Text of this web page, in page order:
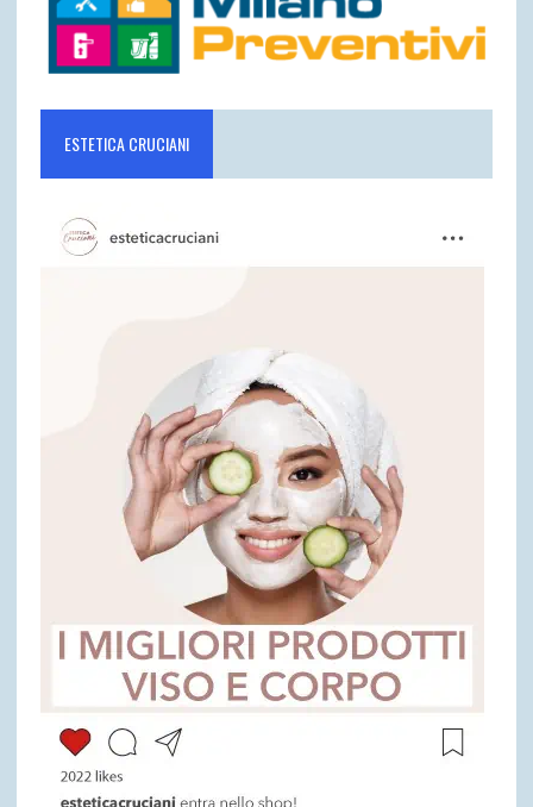
ESTETICA CRUCIANI